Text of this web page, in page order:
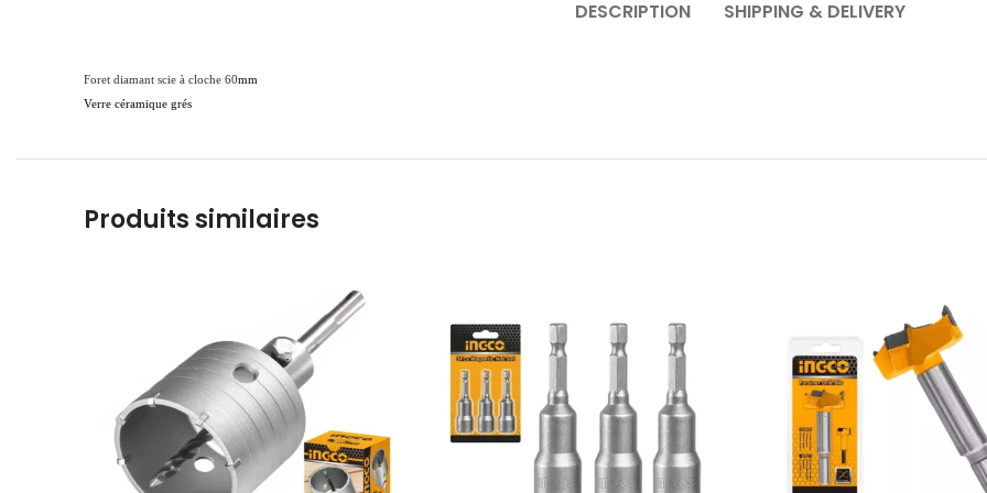
DESCRIPTION SHIPPING & DELIVERY
Foret diamant scie à cloche 60mm
Verre céramique grés
Produits similaires